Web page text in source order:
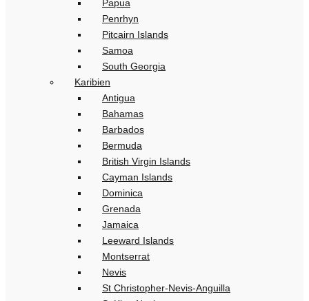
Papua
Penrhyn
Pitcairn Islands
Samoa
South Georgia
Karibien
Antigua
Bahamas
Barbados
Bermuda
British Virgin Islands
Cayman Islands
Dominica
Grenada
Jamaica
Leeward Islands
Montserrat
Nevis
St Christopher-Nevis-Anguilla